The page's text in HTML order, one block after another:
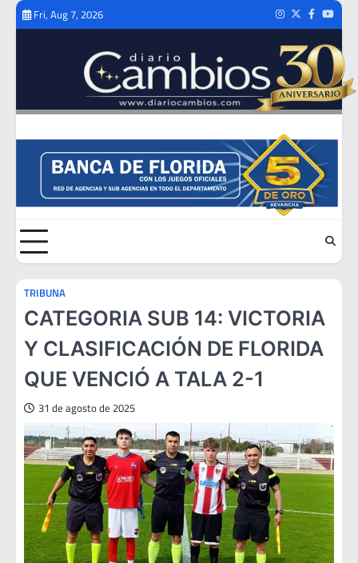
Skip
Fri, Aug 7, 2026 Instagram
TwitterFacebook
TRIBUNA
CATEGORIA SUB 14: VICTORIA
Y CLASIFICACIÓN DE FLORIDA
QUE VENCIÓ A TALA 2-1
31 de agosto de 2025